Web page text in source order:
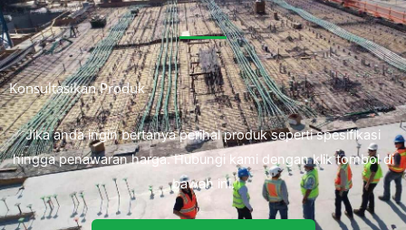
Konsultasikan Produk
Jika anda ingin bertanya perihal produk seperti spesifikasi
hingga penawaran harga. Hubungi kami dengan klik tombol di
bawah ini.